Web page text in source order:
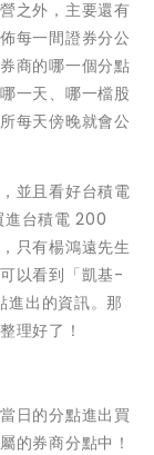
之外，主要還有
每一間證券分公
商的哪一個分點
一天、哪一檔股
每天傍晚就會公
並且看好台積電
進台積電 200
只有楊鴻遠先生
以看到「凱基-
出的資訊。那
理好了！
日的分點進出買
的券商分點中！